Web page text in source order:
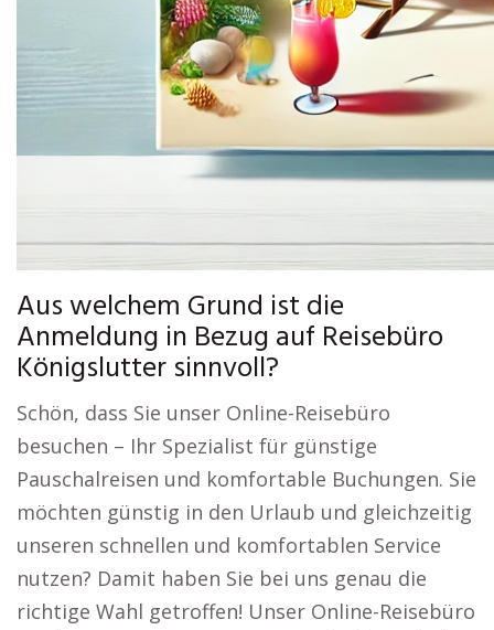
Aus welchem Grund ist die
Anmeldung in Bezug auf Reisebüro
Königslutter sinnvoll?
Schön, dass Sie unser Online-Reisebüro
besuchen – Ihr Spezialist für günstige
Pauschalreisen und komfortable Buchungen. Sie
möchten günstig in den Urlaub und gleichzeitig
unseren schnellen und komfortablen Service
nutzen? Damit haben Sie bei uns genau die
richtige Wahl getroffen! Unser Online-Reisebüro